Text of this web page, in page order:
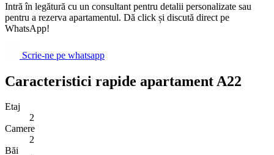
Intră în legătură cu un consultant pentru detalii personalizate sau
pentru a rezerva apartamentul. Dă click și discută direct pe
WhatsApp!
Scrie-ne pe whatsapp
Caracteristici rapide apartament A22
Etaj
2
Camere
2
Băi